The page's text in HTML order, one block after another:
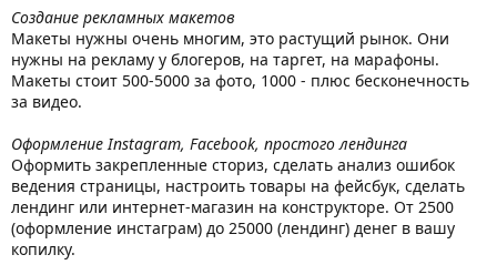
Создание рекламных макетов
Макеты нужны очень многим, это растущий рынок. Они
нужны на рекламу у блогеров, на таргет, на марафоны.
Макеты стоит 500-5000 за фото, 1000 - плюс бесконечность
за видео.
Оформление Instagram, Facebook, простого лендинга
Оформить закрепленные сториз, сделать анализ ошибок
ведения страницы, настроить товары на фейсбук, сделать
лендинг или интернет-магазин на конструкторе. От 2500
(оформление инстаграм) до 25000 (лендинг) денег в вашу
копилку.